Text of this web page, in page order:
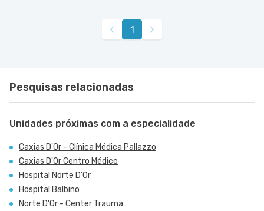
1
Pesquisas relacionadas
Unidades próximas com a especialidade
Caxias D'Or - Clínica Médica Pallazzo
Caxias D'Or Centro Médico
Hospital Norte D'Or
Hospital Balbino
Norte D'Or - Center Trauma